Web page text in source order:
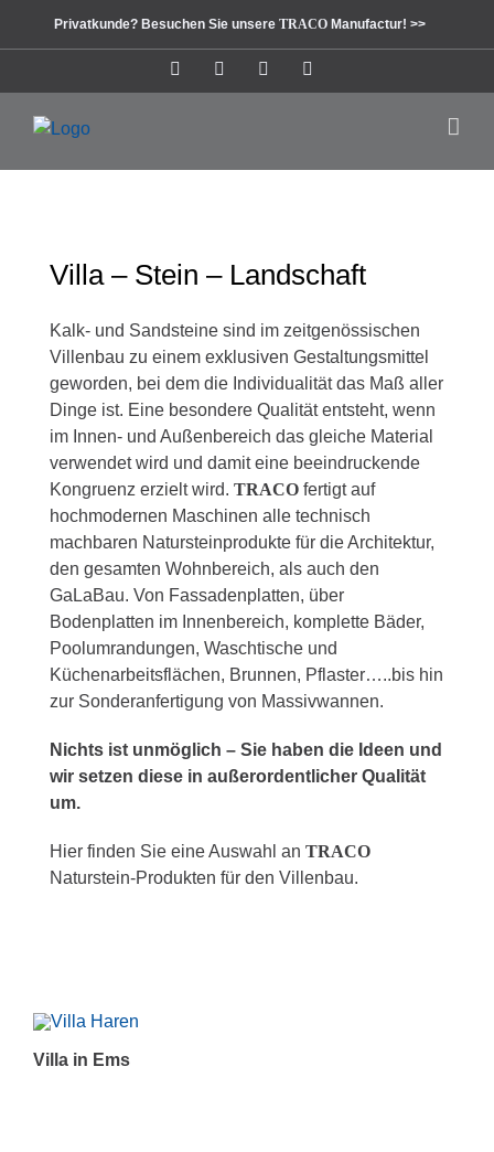
Privatkunde? Besuchen Sie unsere TRACO Manufactur! >>
InstagramFacebookPinterest
Villa – Stein – Landschaft
Kalk- und Sandsteine sind im zeitgenössischen
Villenbau zu einem exklusiven Gestaltungsmittel
geworden, bei dem die Individualität das Maß aller
Dinge ist. Eine besondere Qualität entsteht, wenn
im Innen- und Außenbereich das gleiche Material
verwendet wird und damit eine beeindruckende
Kongruenz erzielt wird. TRACOfertigt auf
hochmodernen Maschinen alle technisch
machbaren Natursteinprodukte für die Architektur,
den gesamten Wohnbereich, als auch den
GaLaBau. Von Fassadenplatten, über
Bodenplatten im Innenbereich, komplette Bäder,
Poolumrandungen, Waschtische und
Küchenarbeitsflächen, Brunnen, Pflaster…..bis hin
zur Sonderanfertigung von Massivwannen.
Nichts ist unmöglich – Sie haben die Ideen und
wir setzen diese in außerordentlicher Qualität
um.
Hier finden Sie eine Auswahl an TRACO
Naturstein-Produkten für den Villenbau.
Villa in Ems